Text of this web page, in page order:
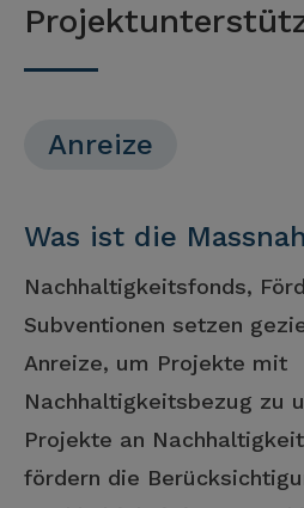
Anreize
Was ist die
Nachhaltigkeitsfonds,
Subventionen setzen
Anreize, um Projekte mit
Nachhaltigkeitsbezug zu
Projekte an
fördern die